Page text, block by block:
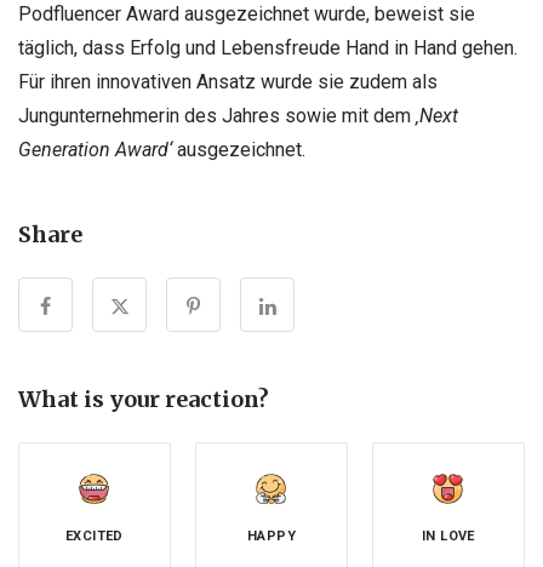
Podfluencer Award ausgezeichnet wurde, beweist sie
täglich, dass Erfolg und Lebensfreude Hand in Hand gehen.
Für ihren innovativen Ansatz wurde sie zudem als
Jungunternehmerin des Jahres sowie mit dem ‚Next
Generation Award‘ausgezeichnet.
Share
What is your reaction?
EXCITED HAPPY IN LOVE